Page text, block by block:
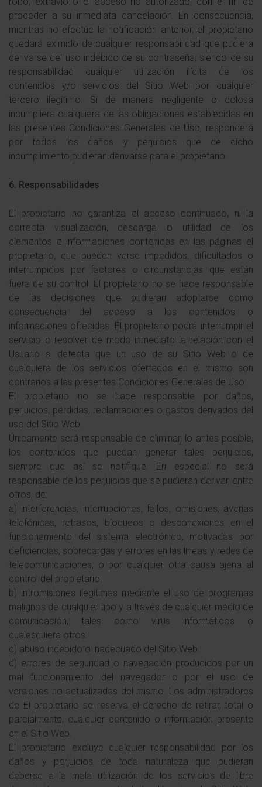
proceder a su inmediata cancelación. En consecuencia,
mientras no efectúe la notificación anterior, el propietario
quedará eximido de cualquier responsabilidad que pudiera
derivarse del uso indebido de su contraseña, siendo de su
responsabilidad cualquier utilización ilícita de los
contenidos y/o servicios del Sitio Web por cualquier
tercero ilegítimo. Si de manera negligente o dolosa
incumpliera cualquiera de las obligaciones establecidas en
las presentes Condiciones Generales de Uso, responderá
por todos los daños y perjuicios que de dicho
incumplimiento pudieran derivarse para el propietario.
6. Responsabilidades
El propietario no garantiza el acceso continuado, ni la
correcta visualización, descarga o utilidad de los
elementos e informaciones contenidas en las páginas el
propietario, que pueden verse impedidos, dificultados o
interrumpidos por factores o circunstancias que están
fuera de su control. El propietario no se hace responsable
de las decisiones que pudieran adoptarse como
consecuencia del acceso a los contenidos o
informaciones ofrecidas. El propietario podrá interrumpir el
servicio o resolver de modo inmediato la relación con el
Usuario si detecta que un uso de su Sitio Web o de
cualquiera de los servicios ofertados en el mismo son
contrarios a las presentes Condiciones Generales de Uso.
El propietario no se hace responsable por daños,
perjuicios, pérdidas, reclamaciones o gastos derivados del
uso del Sitio Web.
Únicamente será responsable de eliminar, lo antes posible,
los contenidos que puedan generar tales perjuicios,
siempre que así se notifique. En especial no será
responsable de los perjuicios que se pudieran derivar, entre
otros, de:
a) interferencias, interrupciones, fallos, omisiones, averías
telefónicas, retrasos, bloqueos o desconexiones en el
funcionamiento del sistema electrónico, motivadas por
deficiencias, sobrecargas y errores en las líneas y redes de
telecomunicaciones, o por cualquier otra causa ajena al
control del propietario.
b) intromisiones ilegítimas mediante el uso de programas
malignos de cualquier tipo y a través de cualquier medio de
comunicación, tales como virus informáticos o
cualesquiera otros.
c) abuso indebido o inadecuado del Sitio Web.
d) errores de seguridad o navegación producidos por un
mal funcionamiento del navegador o por el uso de
versiones no actualizadas del mismo. Los administradores
de El propietario se reserva el derecho de retirar, total o
parcialmente, cualquier contenido o información presente
en el Sitio Web.
El propietario excluye cualquier responsabilidad por los
daños y perjuicios de toda naturaleza que pudieran
deberse a la mala utilización de los servicios de libre